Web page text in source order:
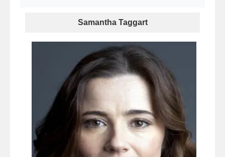
Samantha Taggart